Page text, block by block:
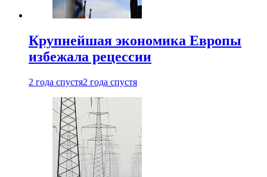
Крупнейшая экономика Европы
избежала рецессии
2 года спустя2 года спустя